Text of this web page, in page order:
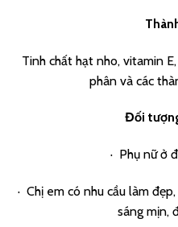
Tinh chất hạt nho, vitamin
phân và các
Đối
· Phụ nữ ở
· Chị em có nhu cầu làm
sáng mịn,